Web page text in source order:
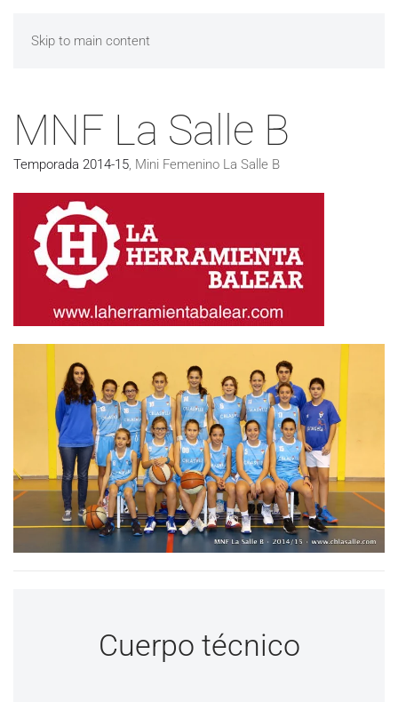
Skip to main content
MNF La Salle B
Temporada 2014-15, Mini Femenino La Salle B
Cuerpo técnico